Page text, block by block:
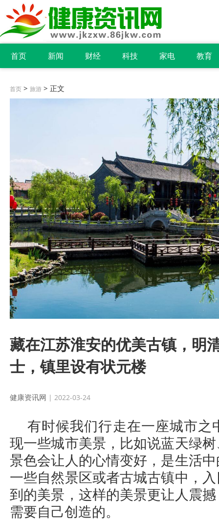
首页 新闻 财经 科技 家电 教育
首页 > 旅游 > 正文
藏在江苏淮安的优美古镇，明
士，镇里设有状元楼
健康资讯网 | 2022-03-24
有时候我们行走在一座城市之
现一些城市美景，比如说蓝天绿
景色会让人的心情变好，是生活
一些自然景区或者古城古镇中，
到的美景，这样的美景更让人震
需要自己创造的。